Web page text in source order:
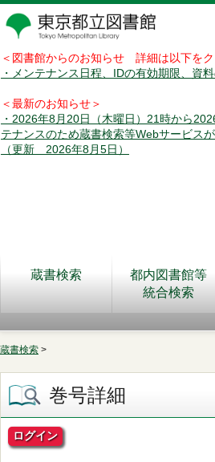
＜図書館からのお知らせ 詳細は以下を
・メンテナンス日程、IDの有効期限、資
＜最新のお知らせ＞
・2026年8月20日（木曜日）21時から
テナンスのため蔵書検索等Webサービスが
（更新 2026年8月5日）
蔵書検索
都内図書館等
統合検索
蔵書検索 >
巻号詳細
ログイン